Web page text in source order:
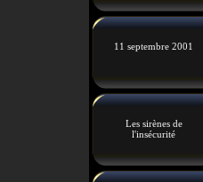
11 septembre 2001
Les sirènes de
l'insécurité